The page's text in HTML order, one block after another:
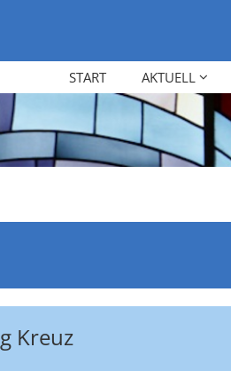
START AKTUELL
Kreuz